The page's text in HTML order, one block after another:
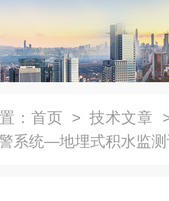
： 首页 > 技术文章
系统—地埋式积水监